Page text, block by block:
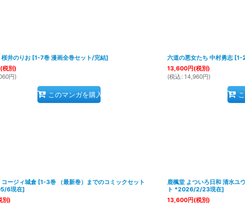
桜井のりお [1-7巻 漫画全巻セット/完結]
(税別)
円)
このマンガを購入
六道の悪女たち 中村勇志 [1-
13,600円(税別)
(税込 : 14,960円)
コージィ城倉 [1-3巻 （最新巻）までのコミックセット
6現在]
別)
鹿楓堂 よついろ日和 清水ユウ
ト *2026/2/23現在]
13,600円(税別)